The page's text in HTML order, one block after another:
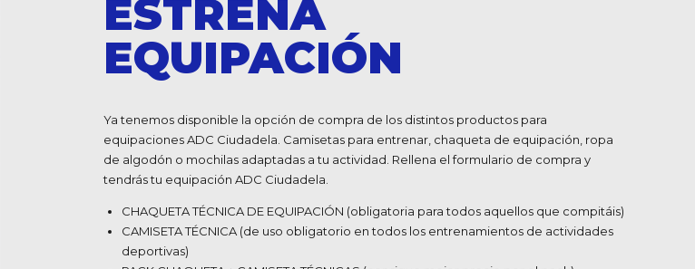
ESTRENA
EQUIPACIÓN
Ya tenemos disponible la opción de compra de los distintos productos para
equipaciones ADC Ciudadela. Camisetas para entrenar, chaqueta de equipación, ropa
de algodón o mochilas adaptadas a tu actividad. Rellena el formulario de compra y
tendrás tu equipación ADC Ciudadela.
CHAQUETA TÉCNICA DE EQUIPACIÓN (obligatoria para todos aquellos que compitáis)
CAMISETA TÉCNICA (de uso obligatorio en todos los entrenamientos de actividades
deportivas)